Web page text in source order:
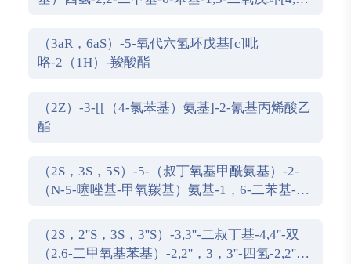
（3aR，6aS）-5-氧代六氢环戊基[c]吡
咯-2（1H）-羧酸酯
（2Z）-3-[[（4-氯苯基）氨基]-2-氰基丙烯酸乙
酯
（2S，3S，5S）-5-（叔丁氧基甲酰氨基）-2-
（N-5-噻唑基-甲氧羰基）氨基-1，6-二苯基-3-
（2S，2''S，3S，3''S）-3,3''-二叔丁基-4,4''-双
（2,6-二甲氧基苯基）-2,2''，3，3''-四氢-2,2''-